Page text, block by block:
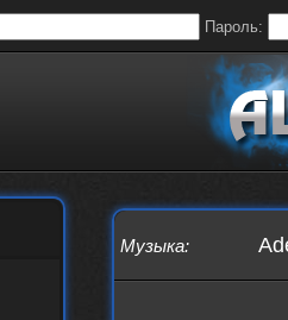
Пароль:
Музыка: